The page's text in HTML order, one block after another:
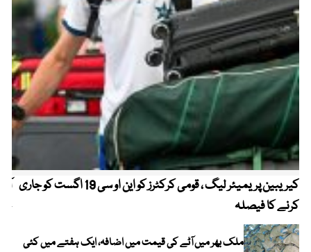
کیریبین پریمیئر لیگ ، قومی کرکٹرز کو این او سی 19 اگست کو جاری
کرنے کا فیصلہ
ملک بھر میں آٹے کی قیمت میں اضافہ، ایک ہفتے میں کئی